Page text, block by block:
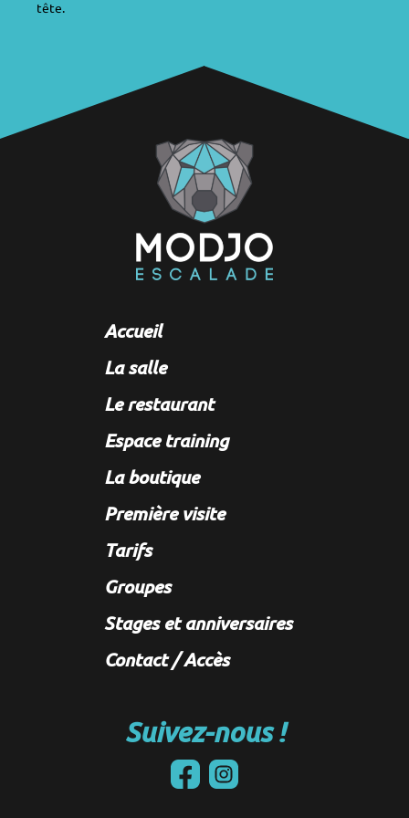
tête.
Accueil
La salle
Le restaurant
Espace training
La boutique
Première visite
Tarifs
Groupes
Stages et anniversaires
Contact / Accès
Suivez-nous !